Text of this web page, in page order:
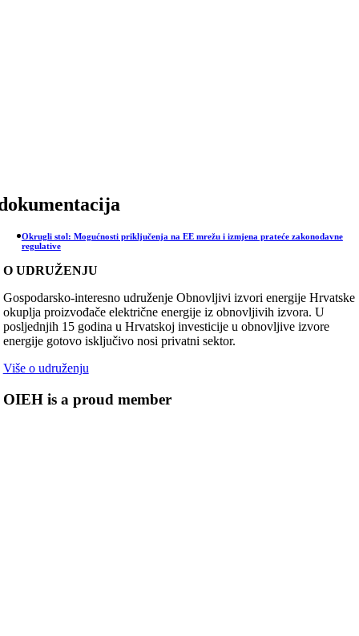
Okrugli stol: Mogućnosti priključenja na EE mrežu i izmjena prateće zakonodavne
regulative
O UDRUŽENJU
Gospodarsko-interesno udruženje Obnovljivi izvori energije Hrvatske
okuplja proizvođače električne energije iz obnovljivih izvora. U
posljednjih 15 godina u Hrvatskoj investicije u obnovljive izvore
energije gotovo isključivo nosi privatni sektor.
Više o udruženju
OIEH is a proud member